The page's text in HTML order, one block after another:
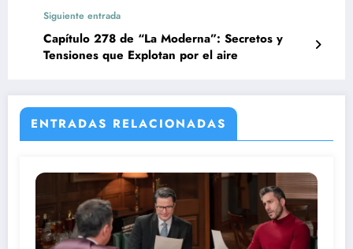
Siguiente entrada
Capítulo 278 de “La Moderna”: Secretos y
Tensiones que Explotan por el aire
ENTRADAS RELACIONADAS